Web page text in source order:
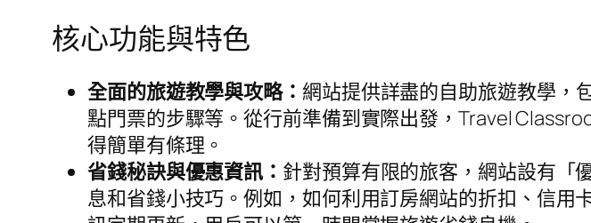
核心功能與特色
全面的旅遊教學與攻略： 網站提供詳盡的自助旅遊教學，
點門票的步驟等。從行前準備到實際出發，Travel
得簡單有條理。
省錢秘訣與優惠資訊： 針對預算有限的旅客，網站設有「
息和省錢小技巧。例如，如何利用訂房網站的折扣、信